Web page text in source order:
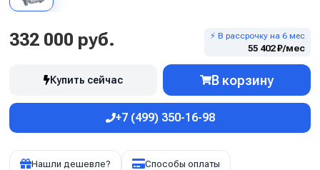
332 000 руб. ⚡ В рассрочку на 6 мес
55 402 ₽/мес
Купить сейчас В корзину
+7 (499) 350-16-98
Нашли дешевле? Способы оплаты